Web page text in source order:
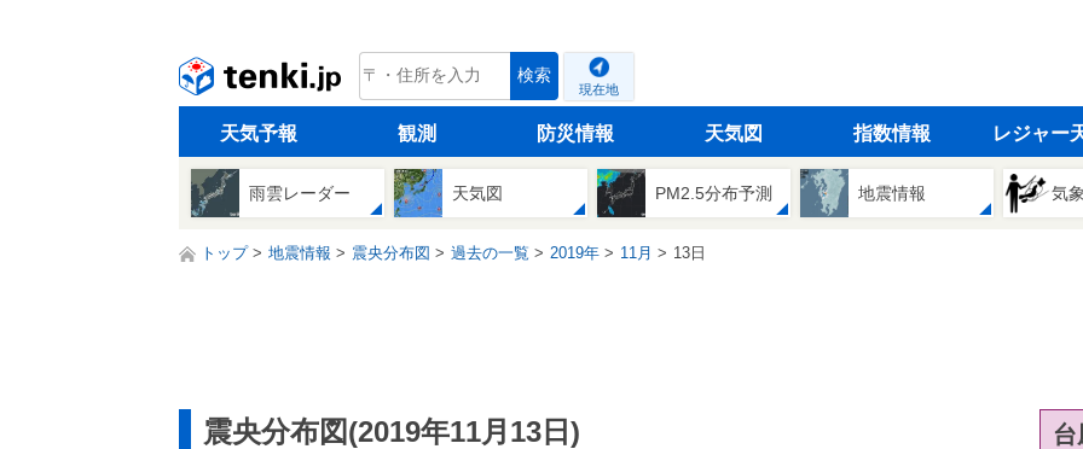
tenki.jp 検索
現在地
天気予報 観測 防災情報 天気図 指数情報 レジャー
雨雲レーダー 天気図 PM2.5分布予測 地震情報 気
トップ 地震情報 震央分布図 過去の一覧 2019年 11月 13日
震央分布図(2019年11月13日)